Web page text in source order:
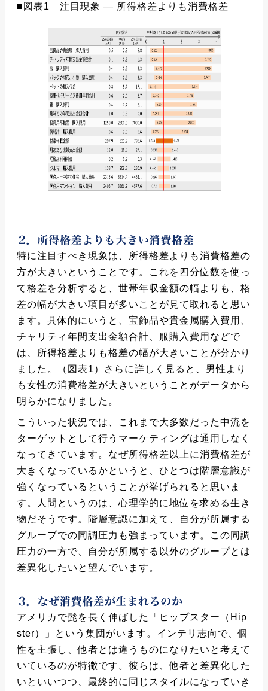
■図表1 注目現象 ― 所得格差よりも消費格差
特に注目すべき現象は、所得格差よりも消費格差の
方が大きいということです。これを四分位数を使っ
て格差を分析すると、世帯年収金額の幅よりも、格
差の幅が大きい項目が多いことが見て取れると思い
ます。具体的にいうと、宝飾品や貴金属購入費用、
チャリティ年間支出金額合計、服購入費用などで
は、所得格差よりも格差の幅が大きいことが分かり
ました。（図表1）さらに詳しく見ると、男性より
も女性の消費格差が大きいということがデータから
明らかになりました。
こういった状況では、これまで大多数だった中流を
ターゲットとして行うマーケティングは通用しなく
なってきています。なぜ所得格差以上に消費格差が
大きくなっているかというと、ひとつは階層意識が
強くなっているということが挙げられると思いま
す。人間というのは、心理学的に地位を求める生き
物だそうです。階層意識に加えて、自分が所属する
グループでの同調圧力も強まっています。この同調
圧力の一方で、自分が所属する以外のグループとは
差異化したいと望んでいます。
アメリカで髭を長く伸ばした「ヒップスター（Hip
ster）」という集団がいます。インテリ志向で、個
性を主張し、他者とは違うものになりたいと考えて
いているのが特徴です。彼らは、他者と差異化した
いといいつつ、最終的に同じスタイルになっていき